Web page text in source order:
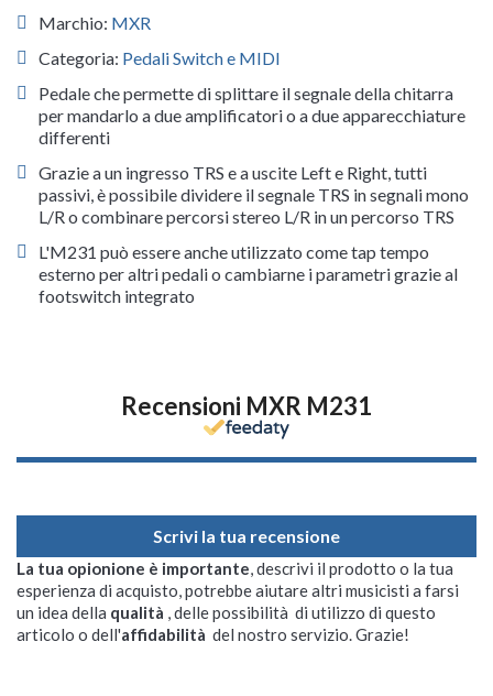
Marchio: MXR
Categoria: Pedali Switch e MIDI
Pedale che permette di splittare il segnale della chitarra
per mandarlo a due amplificatori o a due apparecchiature
differenti
Grazie a un ingresso TRS e a uscite Left e Right, tutti
passivi, è possibile dividere il segnale TRS in segnali mono
L/R o combinare percorsi stereo L/R in un percorso TRS
L'M231 può essere anche utilizzato come tap tempo
esterno per altri pedali o cambiarne i parametri grazie al
footswitch integrato
Recensioni MXR M231
Scrivi la tua recensione
La tua opionione è importante, descrivi il prodotto o la tua
esperienza di acquisto, potrebbe aiutare altri musicisti a farsi
un idea della qualità , delle possibilità di utilizzo di questo
articolo o dell'affidabilità del nostro servizio. Grazie!